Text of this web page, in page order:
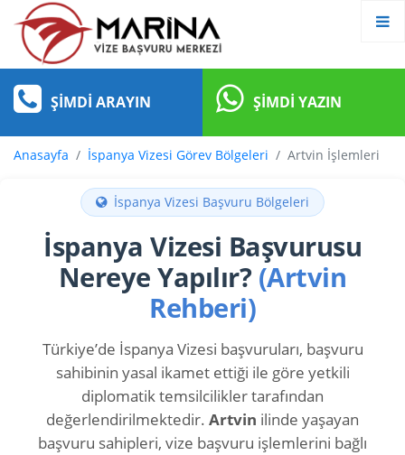
ŞIMDI ARAYIN ŞIMDI YAZIN
Anasayfa İspanya Vizesi Görev Bölgeleri Artvin İşlemleri
İspanya Vizesi Başvuru Bölgeleri
İspanya Vizesi Başvurusu
Nereye Yapılır? (Artvin
Rehberi)
Türkiye’de İspanya Vizesi başvuruları, başvuru
sahibinin yasal ikamet ettiği ile göre yetkili
diplomatik temsilcilikler tarafından
değerlendirilmektedir. Artvin ilinde yaşayan
başvuru sahipleri, vize başvuru işlemlerini bağlı